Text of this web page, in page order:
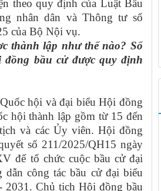
theo quy định của Luật Bầu
nhân dân và Thông tư số
của Bộ Nội vụ.
thành lập như thế nào? Số
bầu cử được quy định
hội và đại biểu Hội đồng
hội thành lập gồm từ 15 đến
và các Ủy viên. Hội đồng
số 211/2025/QH15 ngày
để tổ chức cuộc bầu cử đại
công tác bầu cử đại biểu
2031. Chủ tịch Hội đồng bầu